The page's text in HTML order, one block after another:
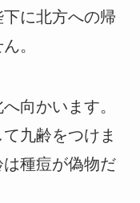
に北方への帰
。
向かいます。
九齢をつけま
種痘が偽物だ